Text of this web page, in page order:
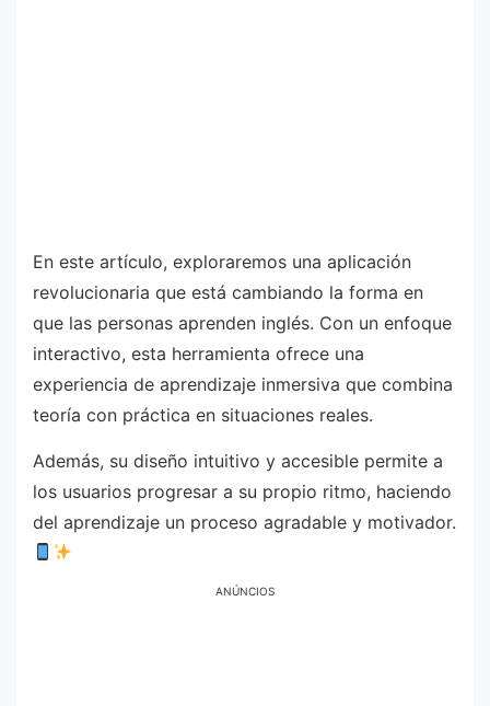
En este artículo, exploraremos una aplicación
revolucionaria que está cambiando la forma en
que las personas aprenden inglés. Con un enfoque
interactivo, esta herramienta ofrece una
experiencia de aprendizaje inmersiva que combina
teoría con práctica en situaciones reales.
Además, su diseño intuitivo y accesible permite a
los usuarios progresar a su propio ritmo, haciendo
del aprendizaje un proceso agradable y motivador.
ANÚNCIOS